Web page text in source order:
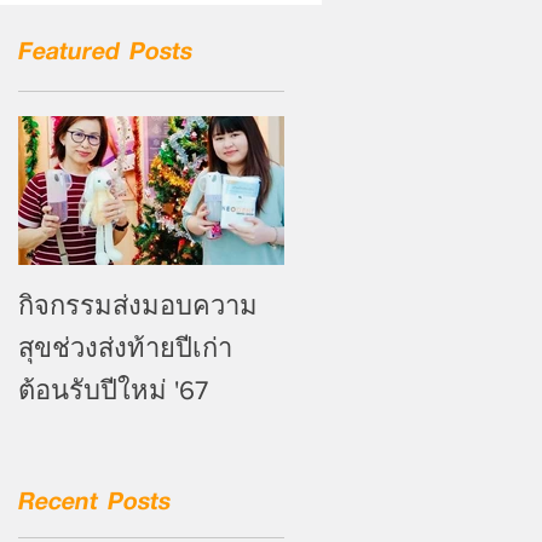
Featured Posts
กิจกรรมส่งมอบความ
สุขช่วงส่งท้ายปีเก่า
ต้อนรับปีใหม่ '67
Recent Posts